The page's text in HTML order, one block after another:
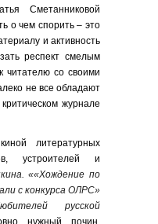
Сметанниковой
о чем спорить – это
и активность
респект смелым
читателю со своими
не все обладают
журнале
литературных
устроителей и
««Хождение по
с конкурса ОЛРС»
русской
нужный почин.